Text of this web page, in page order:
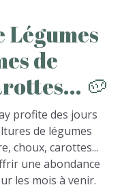
Légumes
de
🥔
profite des jours
de légumes
choux, carottes...
une abondance
les mois à venir.